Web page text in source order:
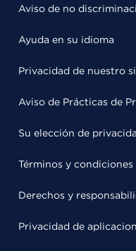
Aviso de no
Ayuda en su idioma
Privacidad de nuestro
Aviso de Prácticas de
Su elección de
Términos y condiciones
Derechos y
Privacidad de